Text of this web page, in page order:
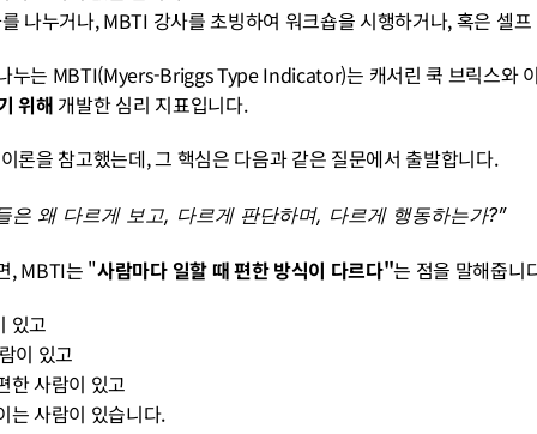
나누거나, MBTI 강사를 초빙하여 워크숍을 시행하거나, 혹은 셀
누는 MBTI(Myers-Briggs Type Indicator)는 캐서린 쿡 브릭스와
위해 개발한 심리 지표입니다.
론을 참고했는데, 그 핵심은 다음과 같은 질문에서 출발합니다.
은 왜 다르게 보고, 다르게 판단하며, 다르게 행동하는가?”
, MBTI는 "사람마다 일할 때 편한 방식이 다르다"는 점을 말해줍니
있고
이 있고
한 사람이 있고
는 사람이 있습니다.